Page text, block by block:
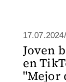
17.07.2024/
Joven
en
"Mejor